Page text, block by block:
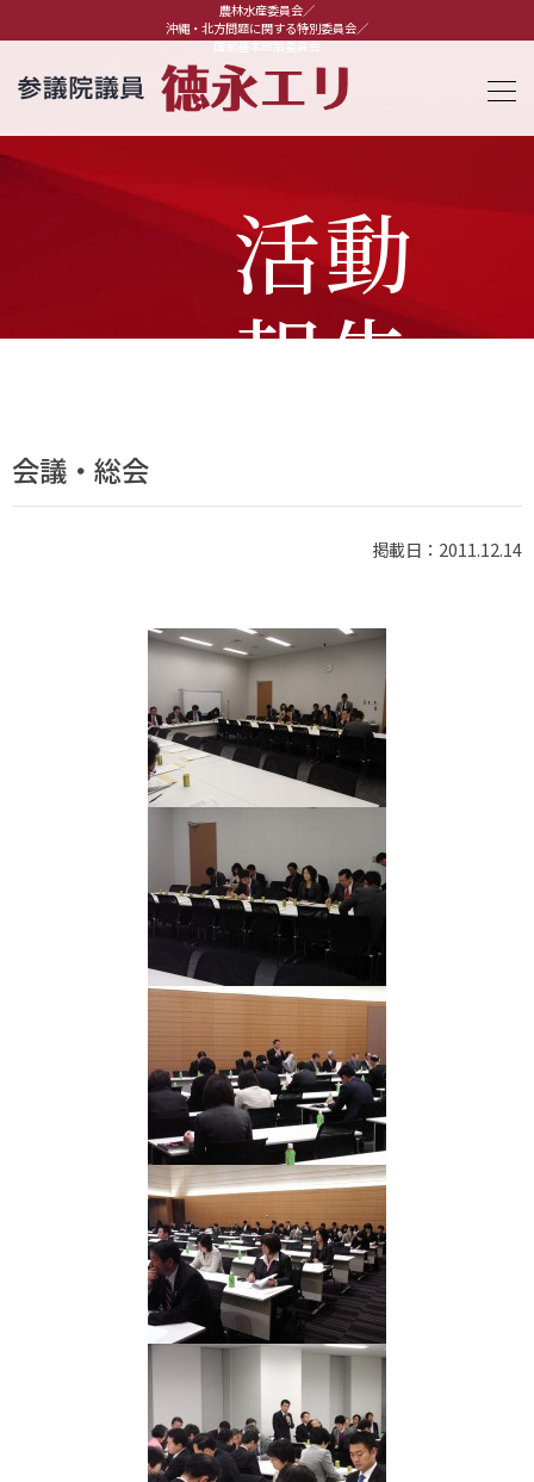
農林水産委員会／
沖縄・北方問題に関する特別委員会／
国家基本政策委員会
活動
報告
会議・総会
掲載日：2011.12.14